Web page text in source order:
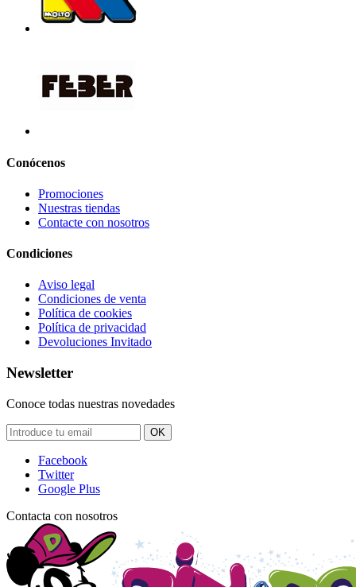
Conócenos
Promociones
Nuestras tiendas
Contacte con nosotros
Condiciones
Aviso legal
Condiciones de venta
Política de cookies
Política de privacidad
Devoluciones Invitado
Newsletter
Conoce todas nuestras novedades
OK
Facebook
Twitter
Google Plus
Contacta con nosotros